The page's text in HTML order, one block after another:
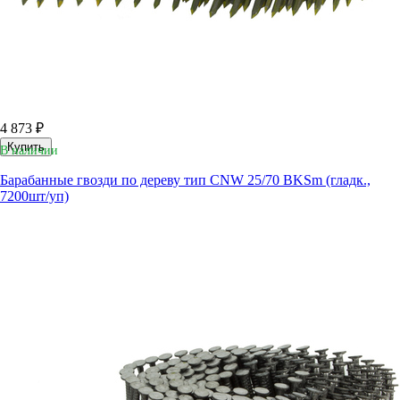
4 873 ₽
Купить
В наличии
Барабанные гвозди по дереву тип CNW 25/70 BKSm (гладк.,
7200шт/уп)